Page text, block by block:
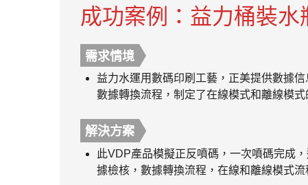
成功案例：益力桶裝水
需求情境
益力水運用數碼印刷工藝，正美提供數據
數據轉換流程，制定了在線模式和離線模式
解決方案
此VDP產品模擬正反噴碼，一次噴碼完成
據檢核，數據轉換流程，在線和離線模式